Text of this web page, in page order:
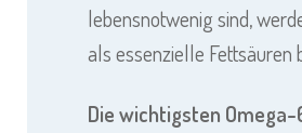
lebensnotwenig sind,
als essenzielle Fettsäuren
Die wichtigsten